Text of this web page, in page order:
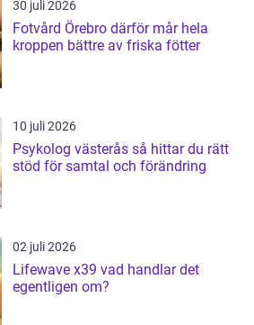
30 juli 2026
Fotvård Örebro därför mår hela
kroppen bättre av friska fötter
10 juli 2026
Psykolog västerås så hittar du rätt
stöd för samtal och förändring
02 juli 2026
Lifewave x39 vad handlar det
egentligen om?